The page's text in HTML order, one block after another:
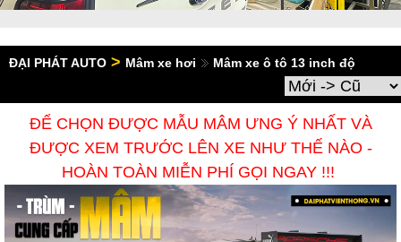
ĐẠI PHÁT AUTO > Mâm xe hơi Mâm xe ô tô 13 inch độ
ĐỂ CHỌN ĐƯỢC MẪU MÂM ƯNG Ý NHẤT VÀ
ĐƯỢC XEM TRƯỚC LÊN XE NHƯ THẾ NÀO -
HOÀN TOÀN MIỄN PHÍ GỌI NGAY !!!